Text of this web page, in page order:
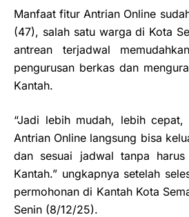
Manfaat fitur Antrian Online
(47), salah satu warga di Kota
antrean terjadwal
pengurusan berkas dan
Kantah.
“Jadi lebih mudah, lebih
Antrian Online langsung bisa
dan sesuai jadwal tanpa
Kantah.” ungkapnya setelah
permohonan di Kantah Kota
Senin (8/12/25).